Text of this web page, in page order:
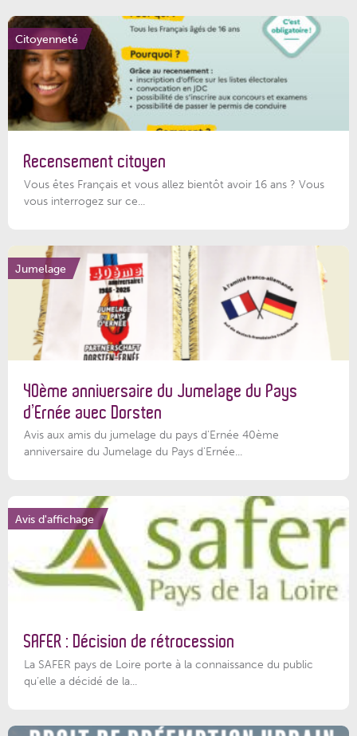
Citoyenneté
Recensement citoyen
Vous êtes Français et vous allez bientôt avoir 16 ans ? Vous
vous interrogez sur ce...
Jumelage
40ème anniversaire du Jumelage du Pays
d’Ernée avec Dorsten
Avis aux amis du jumelage du pays d'Ernée 40ème
anniversaire du Jumelage du Pays d'Ernée...
Avis d'affichage
SAFER : Décision de rétrocession
La SAFER pays de Loire porte à la connaissance du public
qu’elle a décidé de la...